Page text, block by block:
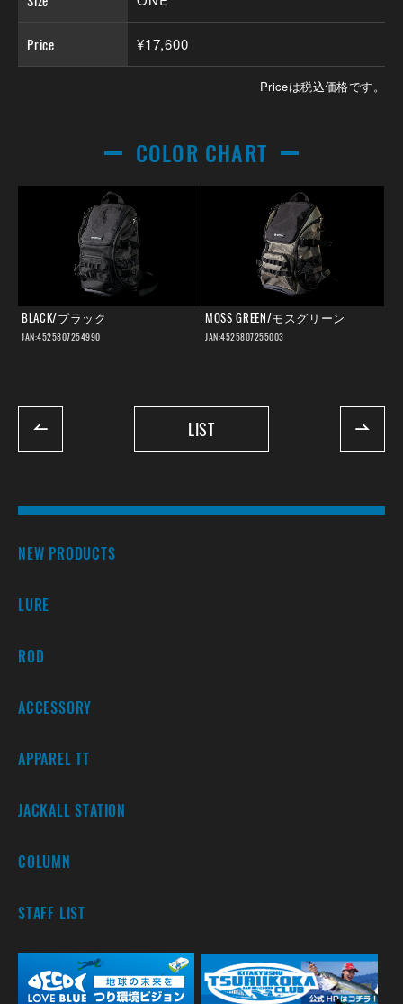
Price ¥17,600
Priceは税込価格です。
COLOR CHART
BLACK/ブラック
JAN:4525807254990
MOSS GREEN/モスグリーン
JAN:4525807255003
LIST
NEW PRODUCTS
LURE
ROD
ACCESSORY
APPAREL TT
JACKALL STATION
COLUMN
STAFF LIST